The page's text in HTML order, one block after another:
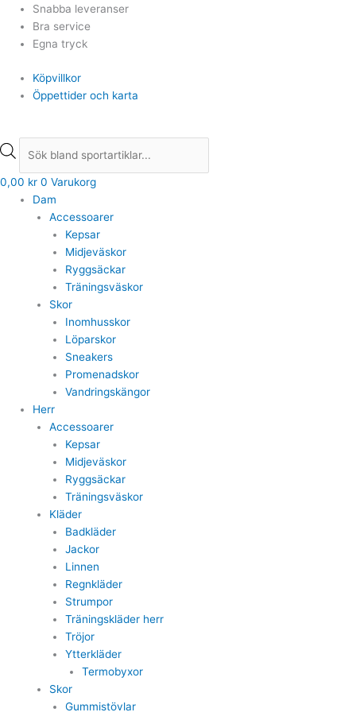
Hoppa
innehåll
Snabba leveranser
Bra service
Egna tryck
Köpvillkor
Öppettider och karta
Products
search
0,00 kr 0 Varukorg
Dam
Accessoarer
Kepsar
Midjeväskor
Ryggsäckar
Träningsväskor
Skor
Inomhusskor
Löparskor
Sneakers
Promenadskor
Vandringskängor
Herr
Accessoarer
Kepsar
Midjeväskor
Ryggsäckar
Träningsväskor
Kläder
Badkläder
Jackor
Linnen
Regnkläder
Strumpor
Träningskläder herr
Tröjor
Ytterkläder
Termobyxor
Skor
Gummistövlar
Products
search